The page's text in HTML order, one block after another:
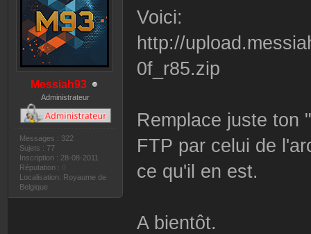
Messiah93
Administrateur
Messages : 322
Sujets : 77
Inscription : 28-08-2011
Réputation :
Localisation: Royaume de
Belgique
Voici:
http://
0f_r85.zip
Remplace juste ton
FTP par celui de
ce qu'il en est.
A bientôt.